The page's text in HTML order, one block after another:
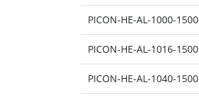
PICON-HE-AL-1000-1500
PICON-HE-AL-1016-1500
PICON-HE-AL-1040-1500